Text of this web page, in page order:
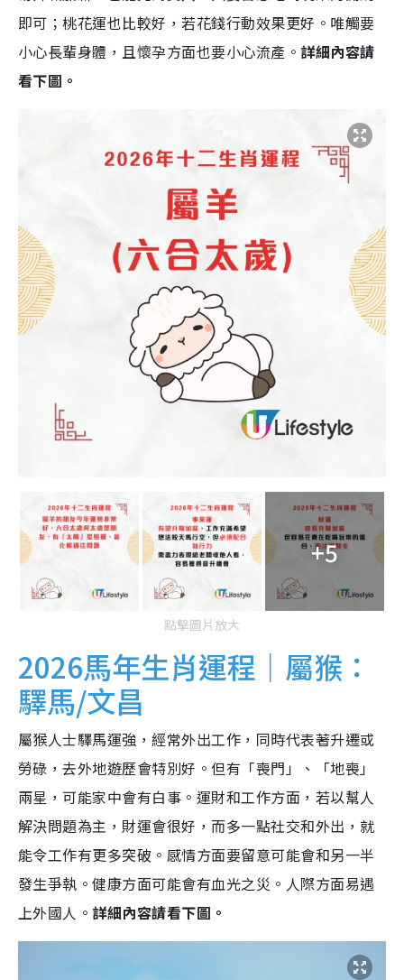
即可；桃花運也比較好，若花錢行動效果更好。唯觸要
小心長輩身體，且懷孕方面也要小心流產。 詳細內容請
看下圖。
+5
點擊圖片放大
2026馬年生肖運程｜屬猴：
驛馬/文昌
屬猴人士驛馬運強，經常外出工作，同時代表著升遷或
勞碌，去外地遊歷會特別好。但有「喪門」、「地喪」
兩星，可能家中會有白事。運財和工作方面，若以幫人
解決問題為主，財運會很好，而多一點社交和外出，就
能令工作有更多突破。感情方面要留意可能會和另一半
發生爭執。健康方面可能會有血光之災。人際方面易遇
上外國人。 詳細內容請看下圖。